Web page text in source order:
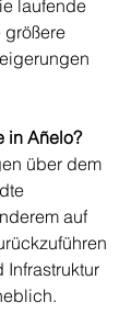
laufende
größere
in Añelo?
über dem
auf
Infrastruktur